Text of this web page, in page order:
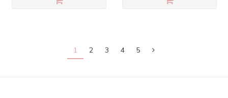
1 2 3 4 5